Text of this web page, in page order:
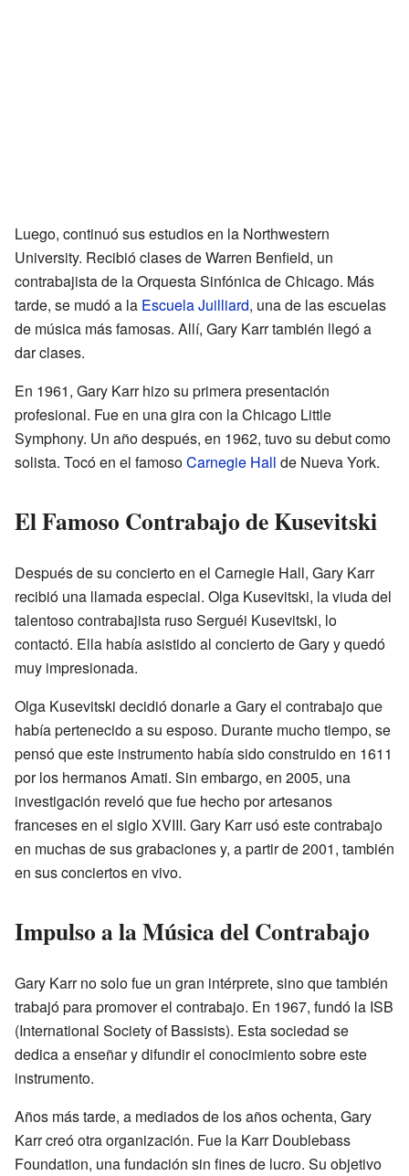
Luego, continuó sus estudios en la Northwestern
University. Recibió clases de Warren Benfield, un
contrabajista de la Orquesta Sinfónica de Chicago. Más
tarde, se mudó a la Escuela Juilliard, una de las escuelas
de música más famosas. Allí, Gary Karr también llegó a
dar clases.
En 1961, Gary Karr hizo su primera presentación
profesional. Fue en una gira con la Chicago Little
Symphony. Un año después, en 1962, tuvo su debut como
solista. Tocó en el famosoCarnegie Hall de Nueva York.
El Famoso Contrabajo de Kusevitski
Después de su concierto en el Carnegie Hall, Gary Karr
recibió una llamada especial. Olga Kusevitski, la viuda del
talentoso contrabajista ruso Serguéi Kusevitski, lo
contactó. Ella había asistido al concierto de Gary y quedó
muy impresionada.
Olga Kusevitski decidió donarle a Gary el contrabajo que
había pertenecido a su esposo. Durante mucho tiempo, se
pensó que este instrumento había sido construido en 1611
por los hermanos Amati. Sin embargo, en 2005, una
investigación reveló que fue hecho por artesanos
franceses en el siglo XVIII. Gary Karr usó este contrabajo
en muchas de sus grabaciones y, a partir de 2001, también
en sus conciertos en vivo.
Impulso a la Música del Contrabajo
Gary Karr no solo fue un gran intérprete, sino que también
trabajó para promover el contrabajo. En 1967, fundó la ISB
(International Society of Bassists). Esta sociedad se
dedica a enseñar y difundir el conocimiento sobre este
instrumento.
Años más tarde, a mediados de los años ochenta, Gary
Karr creó otra organización. Fue la Karr Doublebass
Foundation, una fundación sin fines de lucro. Su objetivo